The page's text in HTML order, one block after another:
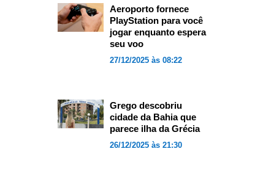
Aeroporto fornece
PlayStation para você
jogar enquanto espera
seu voo
27/12/2025 às 08:22
Grego descobriu
cidade da Bahia que
parece ilha da Grécia
26/12/2025 às 21:30